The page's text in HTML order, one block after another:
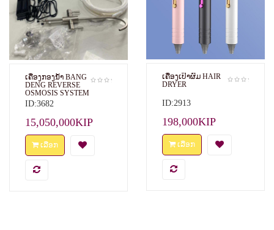
ເຄື່ອງກອງນໍ້າ BANG
DENG REVERSE
OSMOSIS SYSTEM
ມາດຕະຖານ ISO
9001 ລະບົບການກອງ
ນໍ້າທີ່ທັນສະໄໝ
ສົມບູນແບບ ຊ່ວຍໃຫ້
ທ່ານແລະຄອບຄົວໄດ້
ນໍ້າດື່ມທີ່ສະອາດປອດ
ໄພທຸກມື້ ເໝາະສົມສໍາ
ລັບຄົວເຮືອນ
ທັນສະໄໝ ໄວ້ໃຈໄດ້
ID:3682
15,050,000KIP
ເລືອກ
ເຄື່ອງເປົ່າຜົມ HAIR
DRYER
ID:2913
198,000KIP
ເລືອກ